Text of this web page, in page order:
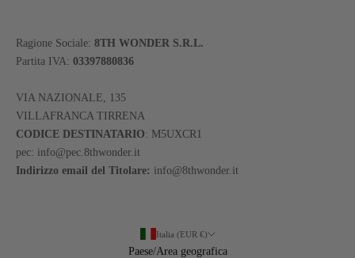
Ragione Sociale: 8TH WONDER S.R.L.
Partita IVA: 03397880836
VIA NAZIONALE, 135
VILLAFRANCA TIRRENA
CODICE DESTINATARIO: M5UXCR1
pec: info@pec.8thwonder.it
Indirizzo email del Titolare: info@8thwonder.it
Italia (EUR €)
Paese/Area geografica